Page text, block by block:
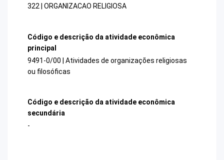
322 | ORGANIZACAO RELIGIOSA
Código e descrição da atividade econômica
principal
9491-0/00 | Atividades de organizações religiosas
ou filosóficas
Código e descrição da atividade econômica
secundária
-